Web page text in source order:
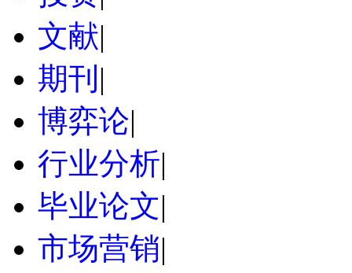
文献|
期刊 |
博弈论|
行业分析|
毕业论文|
市场营销|